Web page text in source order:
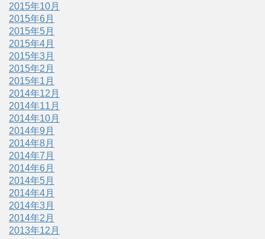
2015年10月
2015年6月
2015年5月
2015年4月
2015年3月
2015年2月
2015年1月
2014年12月
2014年11月
2014年10月
2014年9月
2014年8月
2014年7月
2014年6月
2014年5月
2014年4月
2014年3月
2014年2月
2013年12月